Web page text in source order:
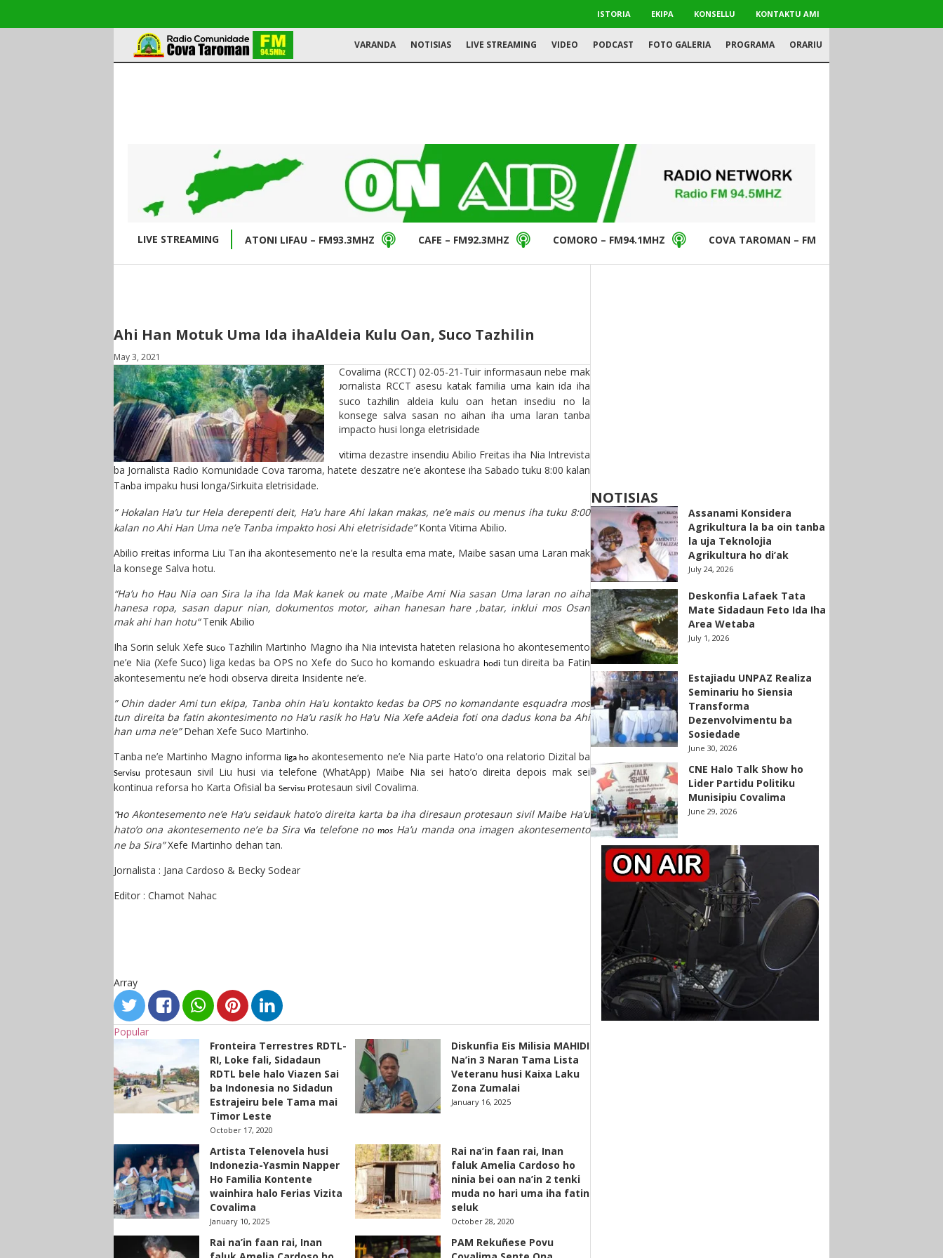
ISTORIA EKIPA KONSELLU KONTAKTU AMI
VARANDA NOTISIAS LIVE STREAMING VIDEO PODCAST FOTO GALERIA PROGRAMA ORARIU
LIVE STREAMING ATONI LIFAU – FM93.3MHZ CAFE – FM92.3MHZ COMORO – FM94.1MHZ COVA TAROMAN – FM94.5MHZ
Ahi Han Motuk Uma Ida ihaAldeia Kulu Oan, Suco Tazhilin
May 3, 2021
Covalima (RCCT) 02-05-21-Tuir informasaun nebe mak
Jornalista RCCT asesu katak familia uma kain ida iha
suco tazhilin aldeia kulu oan hetan insediu no la
konsege salva sasan no aihan iha uma laran tanba
impacto husi longa eletrisidade
Vitima dezastre insendiu Abilio Freitas iha Nia Intrevista
ba Jornalista Radio KomunidadeCovaTaroma, hatete deszatre ne’e akontese iha Sabado tuku 8:00 kalan
Tanba impaku husi longa/Sirkuita Eletrisidade.
” Hokalan Ha’u tur Hela derepenti deit, Ha’u hare Ahi lakan makas, ne’emais ou menus iha tuku 8:00
kalan no Ahi Han Uma ne’e Tanba impakto hosi Ahi eletrisidade”Konta Vitima Abilio.
AbilioFreitas informa Liu Tan iha akontesemento ne’e la resulta ema mate, Maibe sasan uma Laran mak
la konsege Salva hotu.
“Ha’u ho Hau Nia oan Sira la iha Ida Mak kanek ou mate ,Maibe Ami Nia sasan Uma laran no aiha
hanesa ropa, sasan dapur nian, dokumentos motor, aihan hanesan hare ,batar, inklui mos Osan
mak ahi han hotu“Tenik Abilio
Iha Sorin seluk Xefe Suco Tazhilin Martinho Magno iha Nia intevista hateten relasiona ho akontesemento
ne’e Nia (Xefe Suco)liga kedas ba OPS noXefe do Suco ho komando eskuadra hoditun direita ba Fatin
akontesementu ne’e hodi observa direita Insidente ne’e.
” Ohin dader Ami tun ekipa, Tanba ohin Ha’u kontakto kedas ba OPS no komandante esquadra mos
tun direita ba fatin akontesimento no Ha’u rasik ho Ha’u Nia Xefe aAdeia foti ona dadus kona ba Ahi
han uma ne’e”Dehan Xefe Suco Martinho.
Tanba ne’e Martinho Magno informa liga ho akontesemento ne’e Nia parte Hato’o ona relatorio Dizital ba
Servisu protesaun sivil Liu husi via telefone(WhatApp) Maibe Nia sei hato’o direitadepois mak sei
kontinua reforsa ho Karta Ofisial ba Servisu Protesaun sivil Covalima.
“Ho Akontesemento ne’e Ha’u seidauk hato’o direita karta ba iha diresaun protesaun sivil Maibe Ha’u
hato’o ona akontesemento ne’eba Sira Via telefone no mosHa’u manda ona imagen akontesemento
ne ba Sira”Xefe Martinho dehan tan.
Jornalista : Jana Cardoso & Becky Sodear
Editor : Chamot Nahac
Array
Popular
Fronteira Terrestres RDTL-
RI, Loke fali, Sidadaun
RDTL bele halo Viazen Sai
ba Indonesia no Sidadun
Estrajeiru bele Tama mai
Timor Leste
October 17, 2020
Diskunfia Eis Milisia MAHIDI
Na’in 3 Naran Tama Lista
Veteranu husi Kaixa Laku
Zona Zumalai
January 16, 2025
Artista Telenovela husi
Indonezia-Yasmin Napper
Ho Familia Kontente
wainhira halo Ferias Vizita
Covalima
January 10, 2025
Rai na’in faan rai, Inan
faluk Amelia Cardoso ho
ninia bei oan na’in 2 tenki
muda no hari uma iha fatin
seluk
October 28, 2020
Rai na’in faan rai, Inan
PAM Rekuñese Povu
NOTISIAS
Assanami Konsidera
Agrikultura la ba oin tanba
la uja Teknolojia
Agrikultura ho di’ak
July 24, 2026
Deskonfia Lafaek Tata
Mate Sidadaun Feto Ida Iha
Area Wetaba
July 1, 2026
Estajiadu UNPAZ Realiza
Seminariu ho Siensia
Transforma
Dezenvolvimentu ba
Sosiedade
June 30, 2026
CNE Halo Talk Show ho
Lider Partidu Politiku
Munisipiu Covalima
June 29, 2026